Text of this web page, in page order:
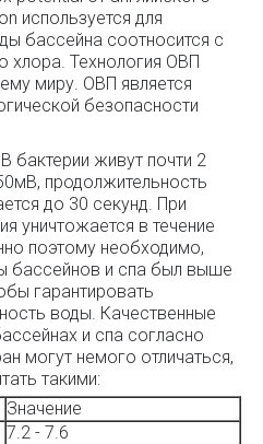
используется для
бассейна соотносится с
хлора. Технология ОВП
миру. ОВП является
безопасности
бактерии живут почти 2
продолжительность
до 30 секунд. При
уничтожается в течение
поэтому необходимо,
бассейнов и спа был выше
гарантировать
воды. Качественные
и спа согласно
могут немого отличаться,
такими:
Значение
7.2 - 7.6